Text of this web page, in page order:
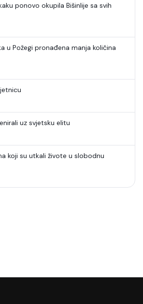
ponovo okupila Bišinlije sa svih
u Požegi pronađena manja količina
uz svjetsku elitu
koji su utkali živote u slobodnu